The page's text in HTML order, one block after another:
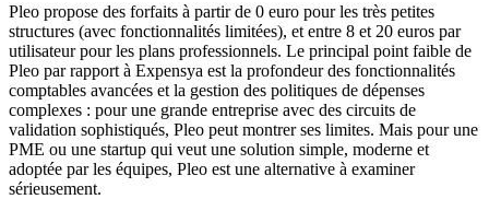
Pleo propose des forfaits à partir de 0 euro pour les très petites
structures (avec fonctionnalités limitées), et entre 8 et 20 euros par
utilisateur pour les plans professionnels. Le principal point faible de
Pleo par rapport à Expensya est la profondeur des fonctionnalités
comptables avancées et la gestion des politiques de dépenses
complexes : pour une grande entreprise avec des circuits de
validation sophistiqués, Pleo peut montrer ses limites. Mais pour une
PME ou une startup qui veut une solution simple, moderne et
adoptée par les équipes, Pleo est une alternative à examiner
sérieusement.